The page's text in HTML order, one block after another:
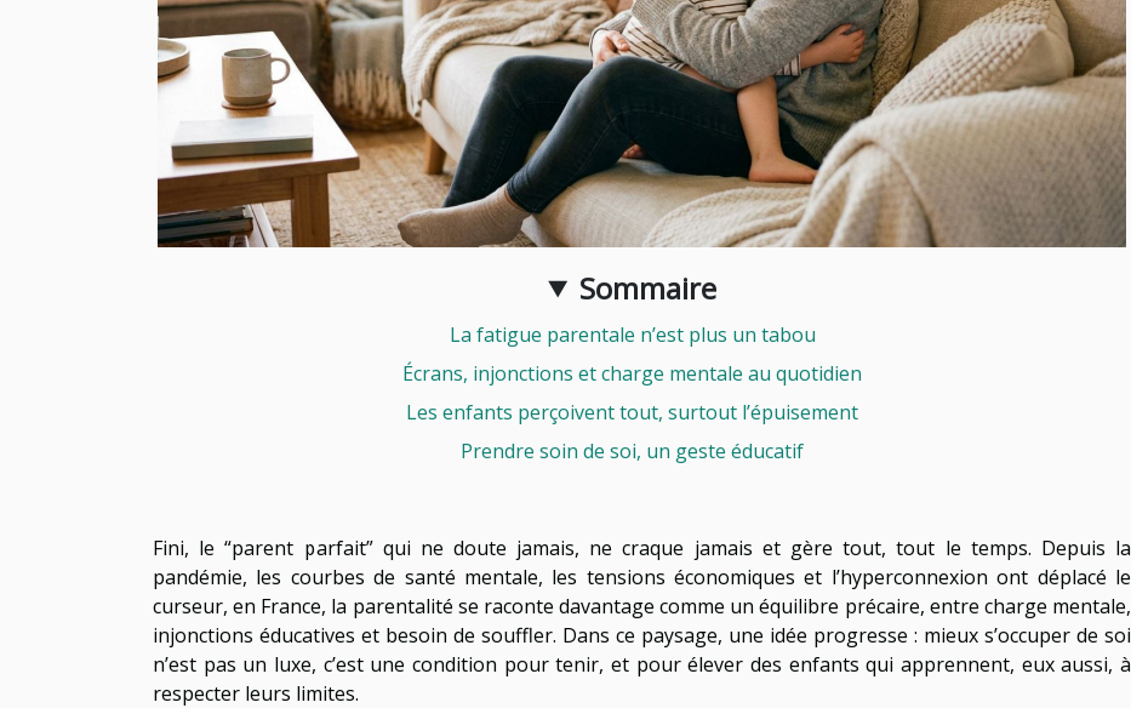
Sommaire
La fatigue parentale n’est plus un tabou
Écrans, injonctions et charge mentale au quotidien
Les enfants perçoivent tout, surtout l’épuisement
Prendre soin de soi, un geste éducatif
Fini, le “parent parfait” qui ne doute jamais, ne craque jamais et gère tout, tout le temps. Depuis la
pandémie, les courbes de santé mentale, les tensions économiques et l’hyperconnexion ont déplacé le
curseur, en France, la parentalité se raconte davantage comme un équilibre précaire, entre charge mentale,
injonctions éducatives et besoin de souffler. Dans ce paysage, une idée progresse : mieux s’occuper de soi
n’est pas un luxe, c’est une condition pour tenir, et pour élever des enfants qui apprennent, eux aussi, à
respecter leurs limites.